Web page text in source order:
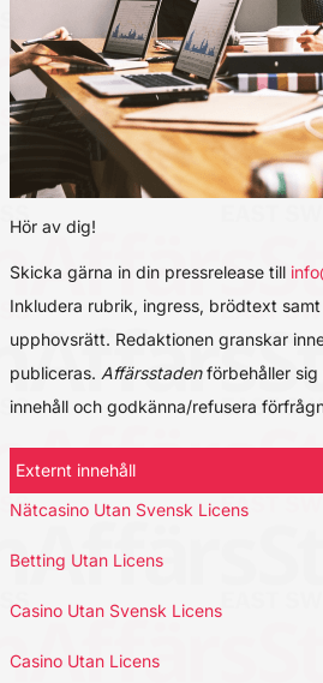
Hör av dig!
Skicka gärna in din pressrelease till
Inkludera rubrik, ingress, brödtext
upphovsrätt. Redaktionen granskar
publiceras. Affärsstadenförbehåller sig
innehåll och godkänna/refusera
Externt innehåll
Nätcasino Utan Svensk Licens
Betting Utan Licens
Casino Utan Svensk Licens
Casino Utan Licens